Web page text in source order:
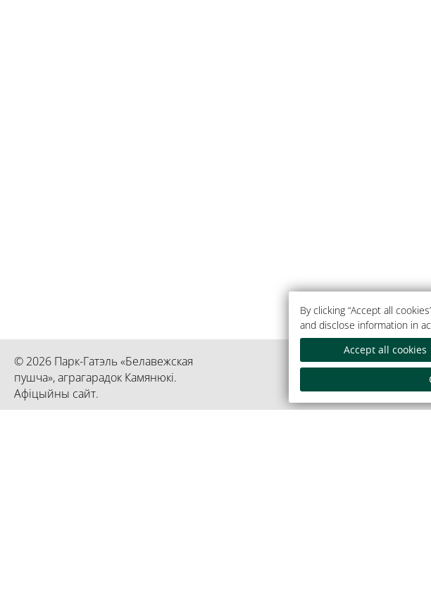
By clicking “Accept all
and disclose information in
Accept all cookies
© 2026 Парк-Гатэль «Белавежская
пушча», аграгарадок Камянюкі.
Афіцыйны сайт.